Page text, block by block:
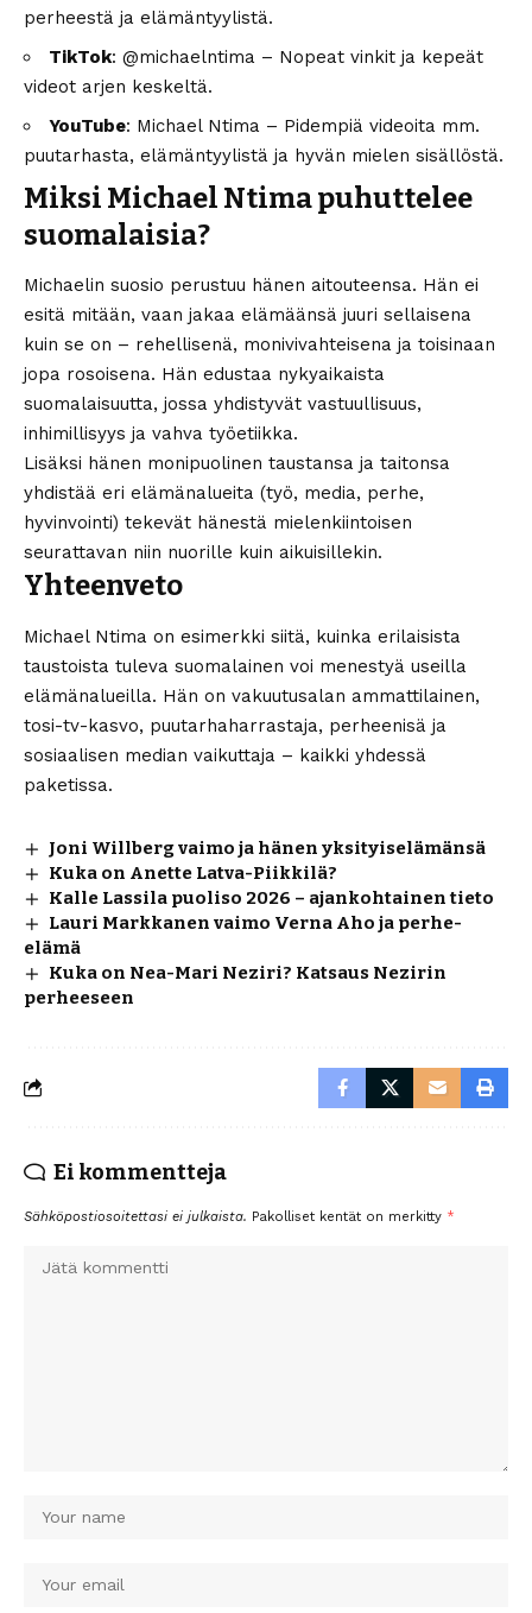
perheestä ja elämäntyylistä.
TikTok: @michaelntima – Nopeat vinkit ja kepeät
videot arjen keskeltä.
YouTube: Michael Ntima – Pidempiä videoita mm.
puutarhasta, elämäntyylistä ja hyvän mielen sisällöstä.
Miksi Michael Ntima puhuttelee
suomalaisia?
Michaelin suosio perustuu hänen aitouteensa. Hän ei
esitä mitään, vaan jakaa elämäänsä juuri sellaisena
kuin se on – rehellisenä, monivivahteisena ja toisinaan
jopa rosoisena. Hän edustaa nykyaikaista
suomalaisuutta, jossa yhdistyvät vastuullisuus,
inhimillisyys ja vahva työetiikka.
Lisäksi hänen monipuolinen taustansa ja taitonsa
yhdistää eri elämänalueita (työ, media, perhe,
hyvinvointi) tekevät hänestä mielenkiintoisen
seurattavan niin nuorille kuin aikuisillekin.
Yhteenveto
Michael Ntima on esimerkki siitä, kuinka erilaisista
taustoista tuleva suomalainen voi menestyä useilla
elämänalueilla. Hän on vakuutusalan ammattilainen,
tosi-tv-kasvo, puutarhaharrastaja, perheenisä ja
sosiaalisen median vaikuttaja – kaikki yhdessä
paketissa.
Joni Willberg vaimo ja hänen yksityiselämänsä
Kuka on Anette Latva-Piikkilä?
Kalle Lassila puoliso 2026 – ajankohtainen tieto
Lauri Markkanen vaimo Verna Aho ja perhe-
elämä
Kuka on Nea-Mari Neziri? Katsaus Nezirin
perheeseen
Ei kommentteja
Sähköpostiosoitettasi ei julkaista. Pakolliset kentät on merkitty *